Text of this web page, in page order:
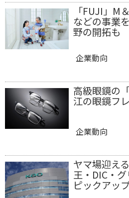
「FUJI」M
などの事業
野の開拓も
企業動向
高級眼鏡の
江の眼鏡フ
企業動向
ヤマ場迎え
王・DIC・
ピックアッ